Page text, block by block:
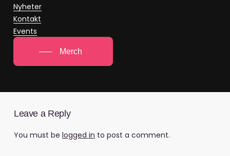
Nyheter
Kontakt
Events
Merch
Leave a Reply
You must be logged in to post a comment.